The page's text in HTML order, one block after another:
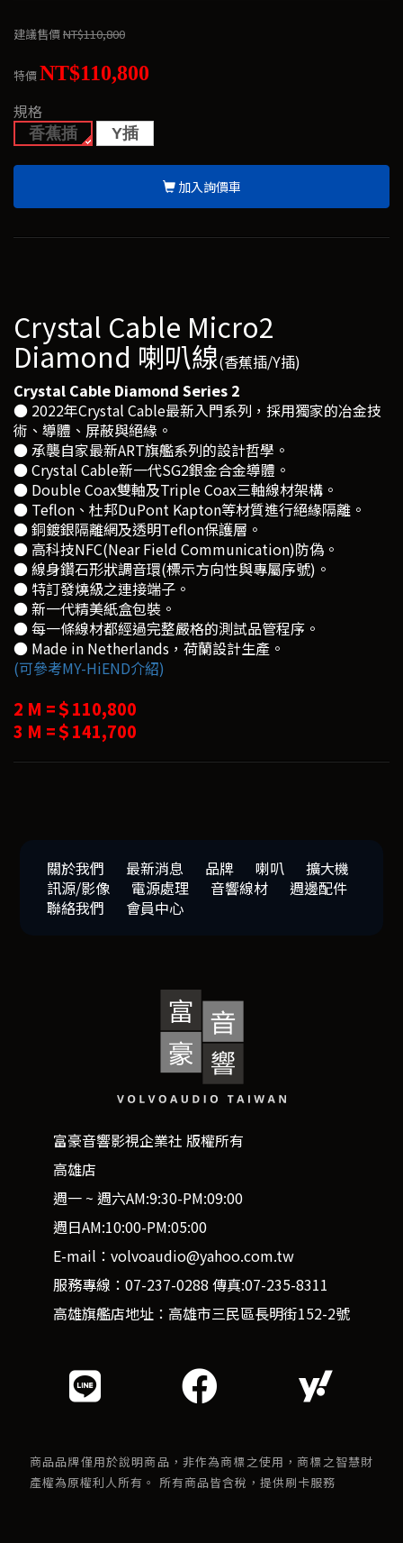
建議售價NT$110,800
特價NT$110,800
規格
香蕉插 Y插
加入詢價車
Crystal Cable Micro2
Diamond 喇叭線(香蕉插/Y插)
Crystal Cable Diamond Series 2
● 2022年Crystal Cable最新入門系列，採用獨家的冶金技
術、導體、屏蔽與絕緣。
● 承襲自家最新ART旗艦系列的設計哲學。
● Crystal Cable新一代SG2銀金合金導體。
● Double Coax雙軸及Triple Coax三軸線材架構。
● Teflon、杜邦DuPont Kapton等材質進行絕緣隔離。
● 銅鍍銀隔離網及透明Teflon保護層。
● 高科技NFC(Near Field Communication)防偽。
● 線身鑽石形狀調音環(標示方向性與專屬序號)。
● 特訂發燒級之連接端子。
● 新一代精美紙盒包裝。
● 每一條線材都經過完整嚴格的測試品管程序。
● Made in Netherlands，荷蘭設計生產。
(可參考MY-HiEND介紹)
2 M =＄110,800
3 M =＄141,700
關於我們 最新消息 品牌 喇叭
擴大機
訊源/影像
電源處理 音響線材
週邊配件
聯絡我們
會員中心
富豪音響影視企業社 版權所有
高雄店
週一 ~ 週六AM:9:30-PM:09:00
週日AM:10:00-PM:05:00
E-mail：volvoaudio@yahoo.com.tw
服務專線：07-237-0288 傳真:07-235-8311
高雄旗艦店地址：高雄市三民區長明街152-2號
商品品牌僅用於說明商品，非作為商標之使用，商標之智慧財
產權為原權利人所有。 所有商品皆含稅，提供刷卡服務